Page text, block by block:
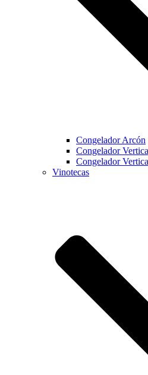
Congelador Arcón
Congelador
Congelador
Vinotecas